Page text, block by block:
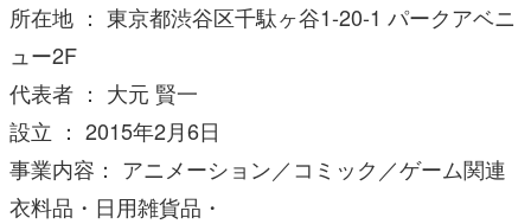
所在地 ： 東京都渋谷区千駄ヶ谷1-20-1 パークアベニ
ュー2F
代表者 ： 大元 賢一
設立 ： 2015年2月6日
事業内容： アニメーション／コミック／ゲーム関連
衣料品・日用雑貨品・